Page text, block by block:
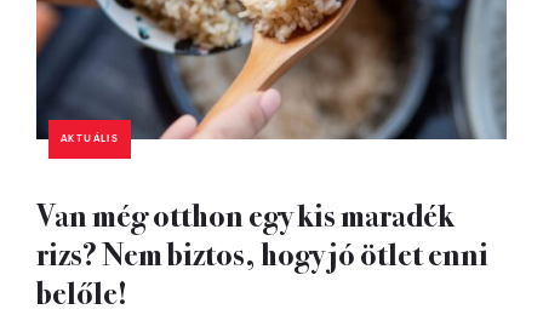
AKTUÁLIS
Van még otthon egy kis maradék
rizs? Nem biztos, hogy jó ötlet enni
belőle!